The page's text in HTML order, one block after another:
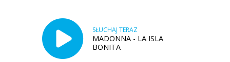
SŁUCHAJ TERAZ
MADONNA - LA ISLA
BONITA